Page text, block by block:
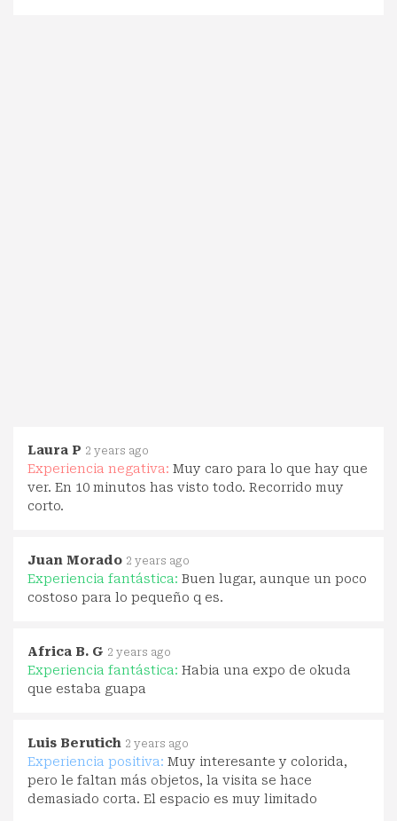
Laura P 2 years ago
Experiencia negativa: Muy caro para lo que hay que
ver. En 10 minutos has visto todo. Recorrido muy
corto.
Juan Morado 2 years ago
Experiencia fantástica: Buen lugar, aunque un poco
costoso para lo pequeño q es.
Africa B. G 2 years ago
Experiencia fantástica: Habia una expo de okuda
que estaba guapa
Luis Berutich 2 years ago
Experiencia positiva: Muy interesante y colorida,
pero le faltan más objetos, la visita se hace
demasiado corta. El espacio es muy limitado